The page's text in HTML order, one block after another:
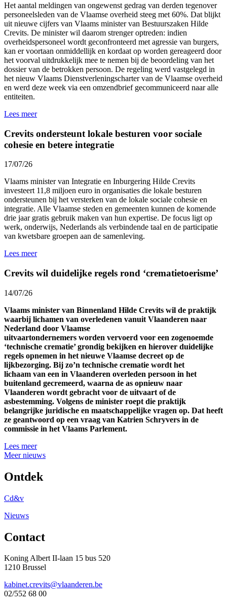
Het aantal meldingen van ongewenst gedrag van derden tegenover
personeelsleden van de Vlaamse overheid steeg met 60%. Dat blijkt
uit nieuwe cijfers van Vlaams minister van Bestuurszaken Hilde
Crevits. De minister wil daarom strenger optreden: indien
overheidspersoneel wordt geconfronteerd met agressie van burgers,
kan er voortaan onmiddellijk en kordaat op worden gereageerd door
het voorval uitdrukkelijk mee te nemen bij de beoordeling van het
dossier van de betrokken persoon. De regeling werd vastgelegd in
het nieuw Vlaams Dienstverleningscharter van de Vlaamse overheid
en werd deze week via een omzendbrief gecommuniceerd naar alle
entiteiten.
Lees meer
Crevits ondersteunt lokale besturen voor sociale
cohesie en betere integratie
17/07/26
Vlaams minister van Integratie en Inburgering Hilde Crevits
investeert 11,8 miljoen euro in organisaties die lokale besturen
ondersteunen bij het versterken van de lokale sociale cohesie en
integratie. Alle Vlaamse steden en gemeenten kunnen de komende
drie jaar gratis gebruik maken van hun expertise. De focus ligt op
werk, onderwijs, Nederlands als verbindende taal en de participatie
van kwetsbare groepen aan de samenleving.
Lees meer
Crevits wil duidelijke regels rond ‘crematietoerisme’
14/07/26
Vlaams minister van Binnenland Hilde Crevits wil de praktijk
waarbij lichamen van overledenen vanuit Vlaanderen naar
Nederland door Vlaamse
uitvaartondernemers worden vervoerd voor een zogenoemde
‘technische crematie’ grondig bekijken en hierover duidelijke
regels opnemen in het nieuwe Vlaamse decreet op de
lijkbezorging. Bij zo’n technische crematie wordt het
lichaam van een in Vlaanderen overleden persoon in het
buitenland gecremeerd, waarna de as opnieuw naar
Vlaanderen wordt gebracht voor de uitvaart of de
asbestemming. Volgens de minister roept die praktijk
belangrijke juridische en maatschappelijke vragen op. Dat heeft
ze geantwoord op een vraag van Katrien Schryvers in de
commissie in het Vlaams Parlement.
Lees meer
Meer nieuws
Ontdek
Cd&v
Nieuws
Contact
Koning Albert II-laan 15 bus 520
1210 Brussel
kabinet.crevits@vlaanderen.be
02/552 68 00